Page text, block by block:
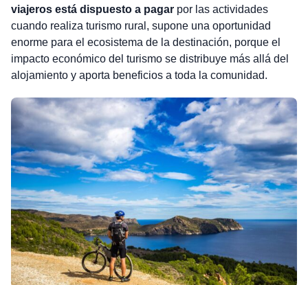
viajeros está dispuesto a pagar por las actividades
cuando realiza turismo rural, supone una oportunidad
enorme para el ecosistema de la destinación, porque el
impacto económico del turismo se distribuye más allá del
alojamiento y aporta beneficios a toda la comunidad.